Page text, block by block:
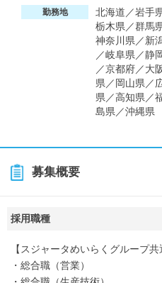
勤務地
北海道／岩手
栃木県／群馬
神奈川県／新
／岐阜県／静
／京都府／大
県／岡山県／
県／高知県／
島県／沖縄県
募集概要
採用職種
【スジャータめいらくグループ共
・総合職（営業）